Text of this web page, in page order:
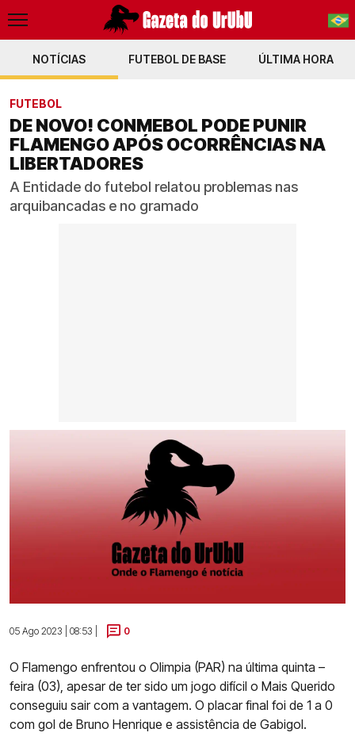
PT-BR
NOTÍCIAS FUTEBOL DE BASE ÚLTIMA HORA
FUTEBOL
DE NOVO! CONMEBOL PODE PUNIR
FLAMENGO APÓS OCORRÊNCIAS NA
LIBERTADORES
A Entidade do futebol relatou problemas nas
arquibancadas e no gramado
05 Ago 2023 | 08:53 | 0
O Flamengo enfrentou o Olimpia (PAR) na última quinta –
feira (03), apesar de ter sido um jogo difícil o Mais Querido
conseguiu sair com a vantagem. O placar final foi de 1 a 0
com gol de Bruno Henrique e assistência de Gabigol.